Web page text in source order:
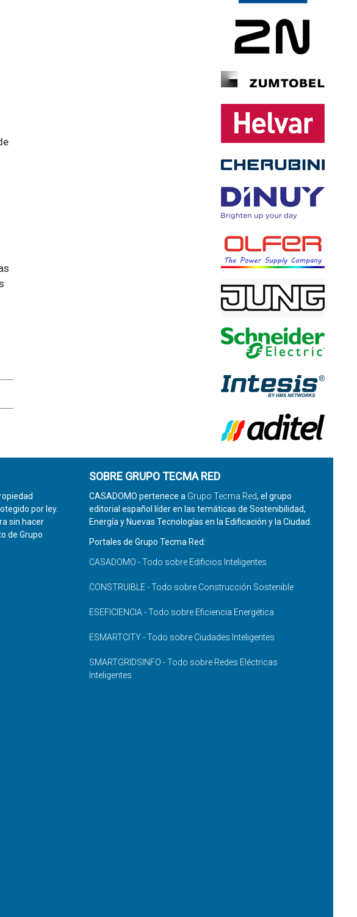
por ley.
sin hacer
de Grupo
SOBRE GRUPO TECMA RED
CASADOMO pertenece a Grupo Tecma Red, el grupo
editorial español líder en las temáticas de Sostenibilidad,
Energía y Nuevas Tecnologías en la Edificación y la Ciudad.
Portales de Grupo Tecma Red:
CASADOMO - Todo sobre Edificios Inteligentes
CONSTRUIBLE - Todo sobre Construcción Sostenible
ESEFICIENCIA - Todo sobre Eficiencia Energética
ESMARTCITY - Todo sobre Ciudades Inteligentes
SMARTGRIDSINFO - Todo sobre Redes Eléctricas
Inteligentes